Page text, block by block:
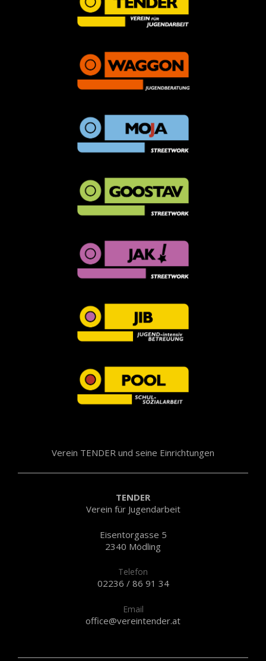
Verein TENDER und seine Einrichtungen
TENDER
Verein für Jugendarbeit
Eisentorgasse 5
2340 Mödling
Telefon
02236 / 86 91 34
Email
office@vereintender.at